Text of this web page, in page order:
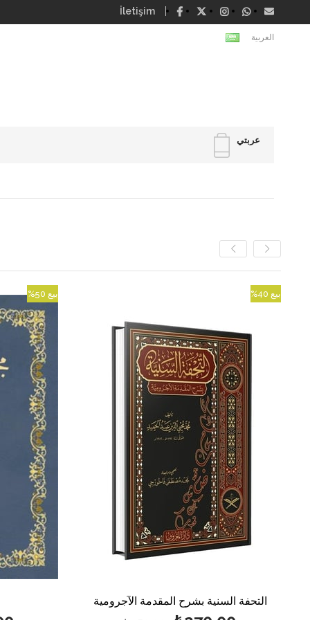
İletişim
العربية
عربتي
%50 بيع
التحفة السنية بشرح المقدمة الآجرومية
%40 بيع